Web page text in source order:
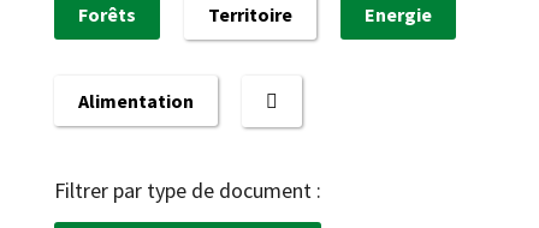
Forêts Territoire Energie
Alimentation
Filtrer par type de document :